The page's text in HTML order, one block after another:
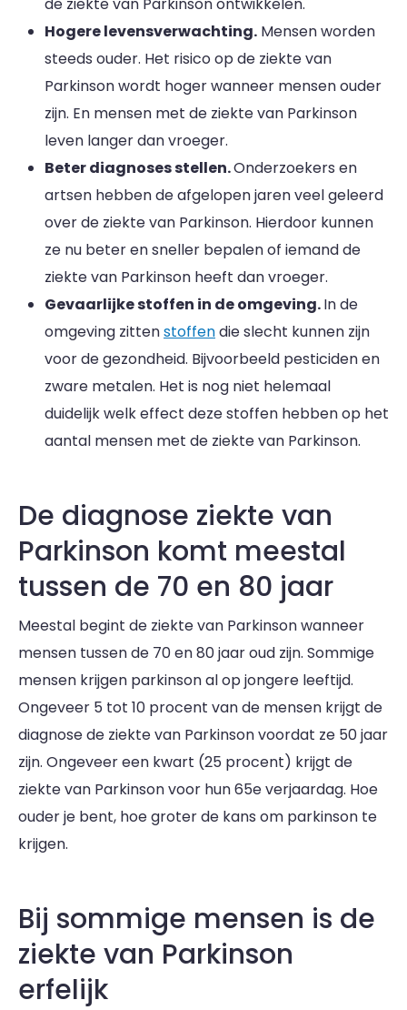
Hogere levensverwachting. Mensen worden
steeds ouder. Het risico op de ziekte van
Parkinson wordt hoger wanneer mensen ouder
zijn. En mensen met de ziekte van Parkinson
leven langer dan vroeger.
Beter diagnoses stellen.Onderzoekers en
artsen hebben de afgelopen jaren veel geleerd
over de ziekte van Parkinson. Hierdoor kunnen
ze nu beter en sneller bepalen of iemand de
ziekte van Parkinson heeft dan vroeger.
Gevaarlijke stoffen in de omgeving.In de
omgeving zittenstoffendie slecht kunnen zijn
voor de gezondheid. Bijvoorbeeld pesticiden en
zware metalen. Het is nog niet helemaal
duidelijk welk effect deze stoffen hebben op het
aantal mensen met de ziekte van Parkinson.
De diagnose ziekte van
Parkinson komt meestal
tussen de 70 en 80 jaar
Meestal begint de ziekte van Parkinson wanneer
mensen tussen de 70 en 80 jaar oud zijn. Sommige
mensen krijgen parkinson al op jongere leeftijd.
Ongeveer 5 tot 10 procent van de mensen krijgt de
diagnose de ziekte van Parkinson voordat ze 50 jaar
zijn. Ongeveer een kwart (25 procent) krijgt de
ziekte van Parkinson voor hun 65e verjaardag. Hoe
ouder je bent, hoe groter de kans om parkinson te
krijgen.
Bij sommige mensen is de
ziekte van Parkinson
erfelijk